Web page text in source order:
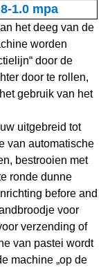
1.0 mpa
het deeg van de
worden
door de
door te rollen,
gebruik van het
uitgebreid tot
van automatische
bestrooien met
ronde dunne
before and
voor
verzending of
van pastei wordt
machine „op de